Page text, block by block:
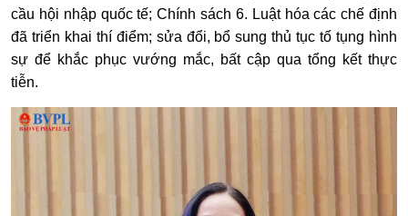
cầu hội nhập quốc tế; Chính sách 6. Luật hóa các chế định
đã triển khai thí điểm; sửa đổi, bổ sung thủ tục tố tụng hình
sự để khắc phục vướng mắc, bất cập qua tổng kết thực
tiễn.